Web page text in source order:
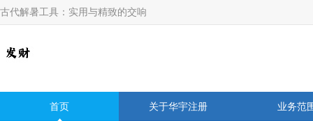
古代解暑工具：实用与精致的交响
首页 关于华宇注册 业务范